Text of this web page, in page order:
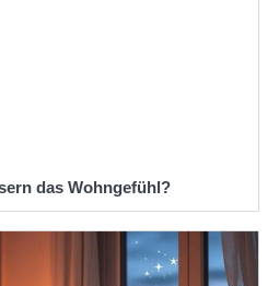
das Wohngefühl?